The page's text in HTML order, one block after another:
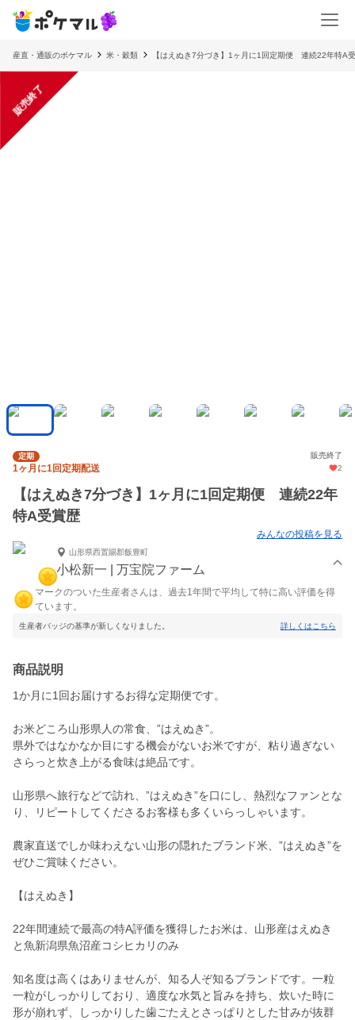
産直・通販のポケマル 米・穀類 【はえぬき7分づき】1ヶ月に1回定期便 連続22年特A
販売終了
定期 販売終了
1ヶ月に1回定期配送 2
【はえぬき7分づき】1ヶ月に1回定期便 連続22年
特A受賞歴
みんなの投稿を見る
山形県西置賜郡飯豊町
小松新一 | 万宝院ファーム
マークのついた生産者さんは、過去1年間で平均して特に高い評価を得
ています。
生産者バッジの基準が新しくなりました。 詳しくはこちら
商品説明
1か月に1回お届けするお得な定期便です。
お米どころ山形県人の常食、”はえぬき”。
県外ではなかなか目にする機会がないお米ですが、粘り過ぎない
さらっと炊き上がる食味は絶品です。
山形県へ旅行などで訪れ、”はえぬき”を口にし、熱烈なファンとな
り、リピートしてくださるお客様も多くいらっしゃいます。
農家直送でしか味わえない山形の隠れたブランド米、”はえぬき”を
ぜひご賞味ください。
【はえぬき】
22年間連続で最高の特A評価を獲得したお米は、山形産はえぬき
と魚新潟県魚沼産コシヒカリのみ
知名度は高くはありませんが、知る人ぞ知るブランドです。一粒
一粒がしっかりしており、適度な水気と旨みを持ち、炊いた時に
形が崩れず、しっかりした歯ごたえとさっぱりとした甘みが抜群